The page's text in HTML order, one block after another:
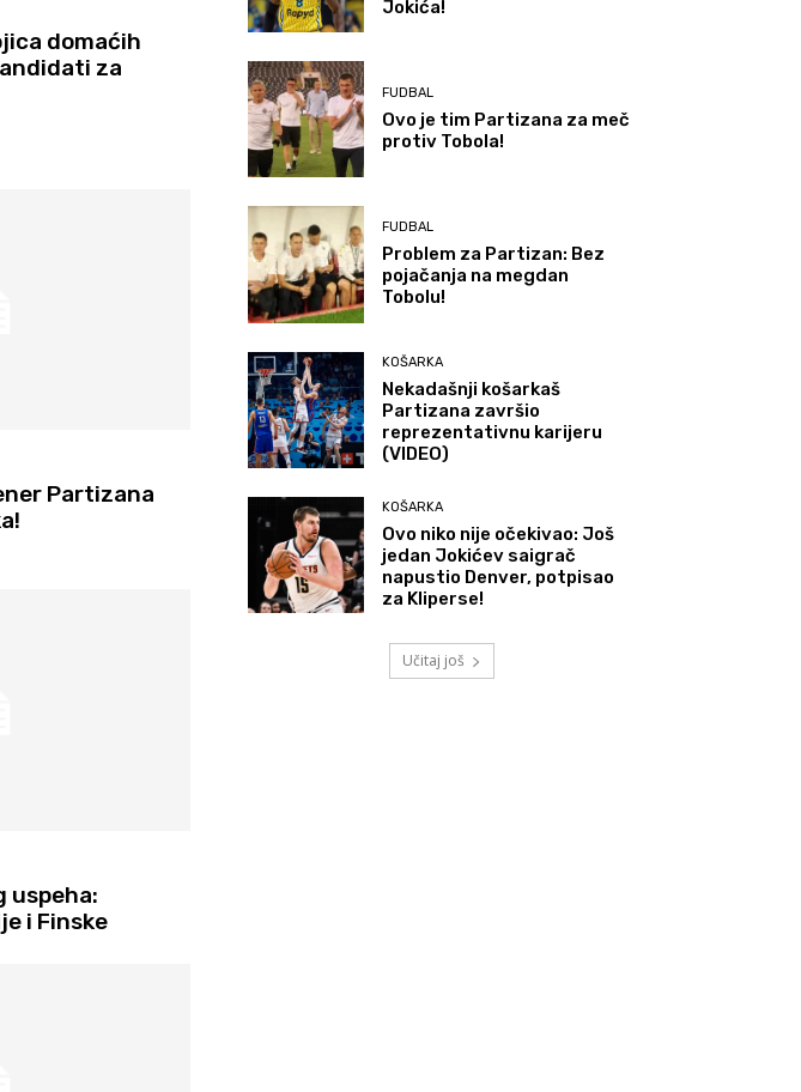
domaćih
za
Partizana
uspeha:
i Finske
Jokića!
FUDBAL
Ovo je tim Partizana za meč
protiv Tobola!
FUDBAL
Problem za Partizan: Bez
pojačanja na megdan
Tobolu!
KOŠARKA
Nekadašnji košarkaš
Partizana završio
reprezentativnu karijeru
(VIDEO)
KOŠARKA
Ovo niko nije očekivao: Još
jedan Jokićev saigrač
napustio Denver, potpisao
za Kliperse!
Učitaj još